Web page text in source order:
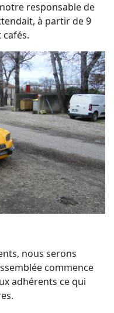
responsable de
à partir de 9
cafés.
nous serons
commence
adhérents ce qui